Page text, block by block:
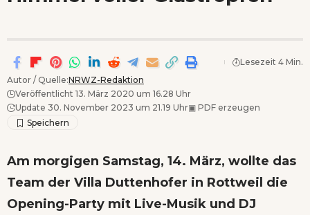
Autor / Quelle:NRWZ-Redaktion
Veröffentlicht 13. März 2020 um 16.28 Uhr
Update 30. November 2023 um 21.19 Uhr▣ PDF erzeugen
Lesezeit 4 Min.
Am morgigen Samstag, 14. März, wollte das
Team der Villa Duttenhofer in Rottweil die
Opening-Party mit Live-Musik und DJ